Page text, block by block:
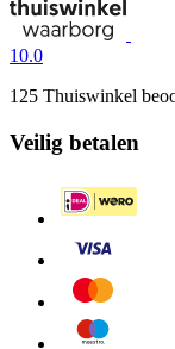
10.0
125 Thuiswinkel
Veilig betalen